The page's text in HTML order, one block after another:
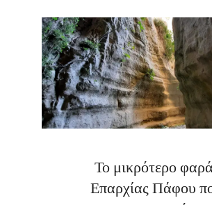
Το μικρότερο
Επαρχίας Πάφου